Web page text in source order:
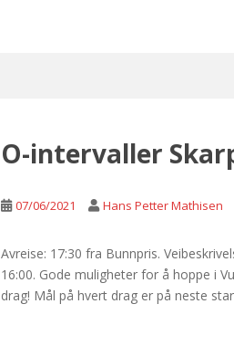
O-intervaller
07/06/2021 Hans Petter Mathisen
Avreise: 17:30 fra Bunnpris.
16:00. Gode muligheter for å hoppe i
drag! Mål på hvert drag er på neste